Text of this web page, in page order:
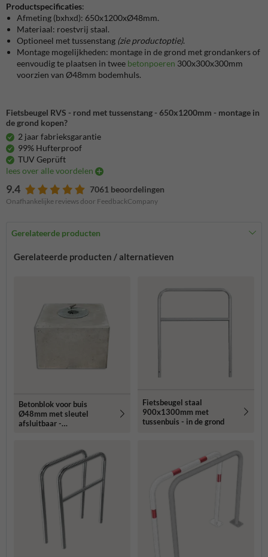
Productspecificaties:
Afmeting (bxhxd): 650x1200xØ48mm.
Materiaal: roestvrij staal.
Optioneel met tussenstang (zie productoptie).
Montage mogelijkheden: montage in de grond met grondankers of
eenvoudig te plaatsen in twee betonpoeren 300x300x300mm
voorzien van Ø48mm bodemhuls.
Fietsbeugel RVS - rond met tussenstang - 650x1200mm - montage in
de grond kopen?
2 jaar fabrieksgarantie
99% Hufterproof
TUV Geprüft
lees over alle voordelen
9.4 7061 beoordelingen
Onafhankelijke reviews door FeedbackCompany
Gerelateerde producten
Gerelateerde producten / alternatieven
Betonblok voor buis
Ø48mm met sleutel
afsluitbaar -
Fietsbeugel staal
900x1300mm met
tussenbuis - in de grond